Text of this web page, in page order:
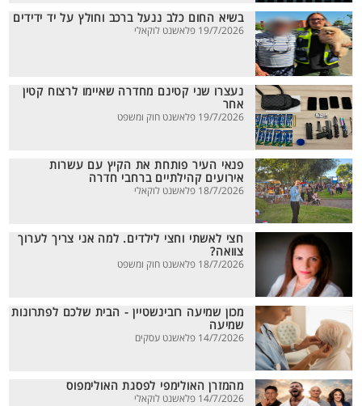
בשיא החום כלב ננעל ברכב וחולץ על יד ידידים
19/7/2026 פלאשנט לוקאלי
נעצרו שני קטינם מחדרה שאיימו לרצוח קטין
אחר
19/7/2026 פלאשנט חוק ומשפט
פנאי העיר פותחת את הקיץ עם עשרות
אירועים קהילתיים ברחבי חדרה
18/7/2026 פלאשנט לוקאלי
חצי לאשתי וחצי לילדים. למה אני צריך לערוך
צוואה?
18/7/2026 פלאשנט חוק ומשפט
מכון שמיעה רובינשטיין - הבית שלכם לפתרונות
שמיעה
14/7/2026 פלאשנט עסקים
מהמזרן האולימפי לפסגת האולימפוס
14/7/2026 פלאשנט לוקאלי